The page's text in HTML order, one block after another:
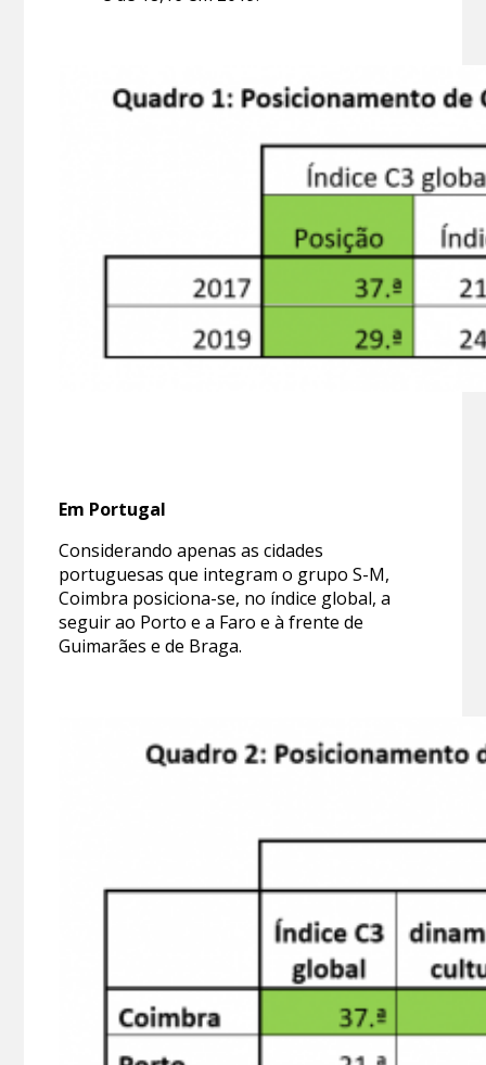
Em Portugal
Considerando apenas as cidades
portuguesas que integram o grupo S-M,
Coimbra posiciona-se, no índice global, a
seguir ao Porto e a Faro e à frente de
Guimarães e de Braga.